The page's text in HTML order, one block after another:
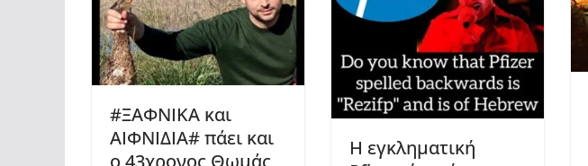
#ΞΑΦΝΙΚΑ και
ΑΙΦΝΙΔΙΑ# πάει και
ο 43χρονος Θωμάς
Η εγκληματική